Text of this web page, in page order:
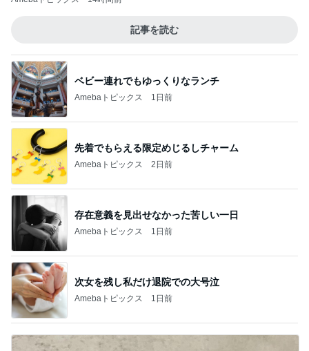
記事を読む
ベビー連れでもゆっくりなランチ
Amebaトピックス 1日前
先着でもらえる限定めじるしチャーム
Amebaトピックス 2日前
存在意義を見出せなかった苦しい一日
Amebaトピックス 1日前
次女を残し私だけ退院での大号泣
Amebaトピックス 1日前